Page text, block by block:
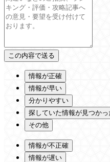
情報が正確
情報が早い
分かりやすい
探していた情報が見つかっ
その他
情報が不正確
情報が遅い